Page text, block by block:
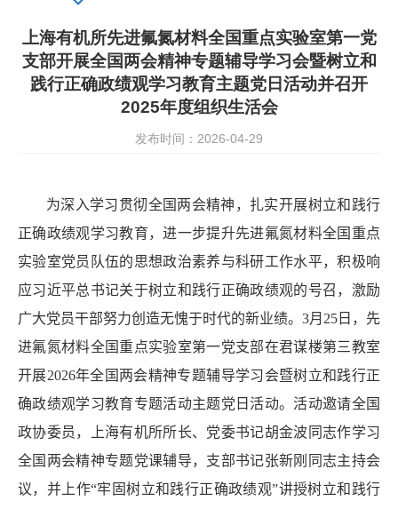
上海有机所先进氟氮材料全国重点实验室第一党
支部开展全国两会精神专题辅导学习会暨树立和
践行正确政绩观学习教育主题党日活动并召开
2025年度组织生活会
发布时间：2026-04-29
为深入学习贯彻全国两会精神，扎实开展树立和践行
正确政绩观学习教育，进一步提升先进氟氮材料全国重点
实验室党员队伍的思想政治素养与科研工作水平，积极响
应习近平总书记关于树立和践行正确政绩观的号召，激励
广大党员干部努力创造无愧于时代的新业绩。 3月 25 日，先
进氟氮材料全国重点实验室第一党支部在君谋楼第三教室
开展2026年全国两会精神专题辅导学习会暨树立和践行正
确政绩观学习教育专题活动主题党日活动。活动邀请全国
政协委员，上海有机所所长、党委书记胡金波同志作学习
全国两会精神专题党课辅导，支部书记张新刚同志主持会
议，并上作“牢固树立和践行正确政绩观”讲授树立和践行